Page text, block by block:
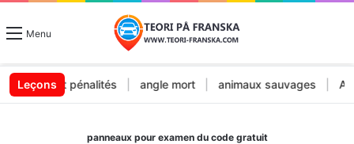
Menu
Leçonset pénalités | angle mort | animaux sauvages |
panneaux pour examen du code gratuit